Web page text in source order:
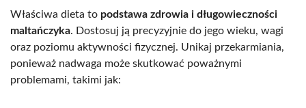
Właściwa dieta to podstawa zdrowia i długowieczności
maltańczyka. Dostosuj ją precyzyjnie do jego wieku, wagi
oraz poziomu aktywności fizycznej. Unikaj przekarmiania,
ponieważ nadwaga może skutkować poważnymi
problemami, takimi jak: